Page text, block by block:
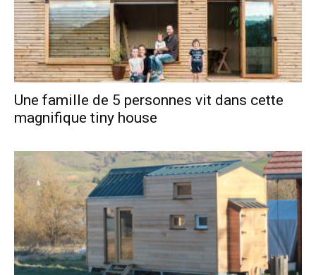
Une famille de 5 personnes vit dans cette
magnifique tiny house